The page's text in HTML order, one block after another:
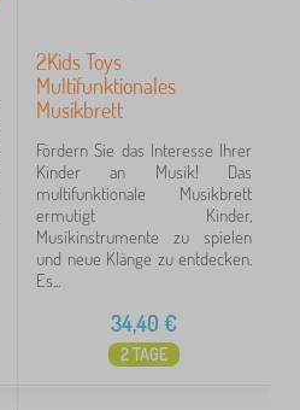
2Kids Toys
Multifunktionales
Musikbrett
Fördern Sie das Interesse Ihrer
Kinder an Musik! Das
multifunktionale Musikbrett
ermutigt Kinder,
Musikinstrumente zu spielen
und neue Klänge zu entdecken.
Es...
34,40 €
2 TAGE